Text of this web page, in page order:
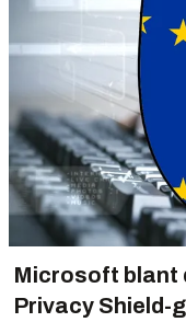
Microsoft blant
Privacy Shield-